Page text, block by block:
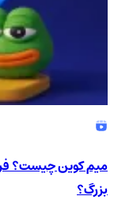
میم کوین چیست؟
بزرگ؟